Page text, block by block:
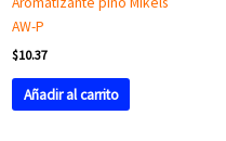
AW-P
$10.37
Añadir al carrito